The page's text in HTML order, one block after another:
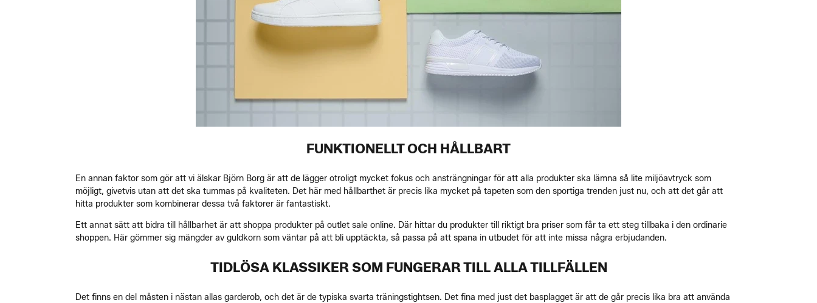
FUNKTIONELLT OCH HÅLLBART
En annan faktor som gör att vi älskar Björn Borg är att de lägger otroligt mycket fokus och ansträngningar för att alla produkter ska lämna så lite miljöavtryck som
möjligt, givetvis utan att det ska tummas på kvaliteten. Det här med hållbarthet är precis lika mycket på tapeten som den sportiga trenden just nu, och att det går att
hitta produkter som kombinerar dessa två faktorer är fantastiskt.
Ett annat sätt att bidra till hållbarhet är att shoppa produkter på outlet sale online. Där hittar du produkter till riktigt bra priser som får ta ett steg tillbaka i den ordinarie
shoppen. Här gömmer sig mängder av guldkorn som väntar på att bli upptäckta, så passa på att spana in utbudet för att inte missa några erbjudanden.
TIDLÖSA KLASSIKER SOM FUNGERAR TILL ALLA TILLFÄLLEN
Det finns en del måsten i nästan allas garderob, och det är de typiska svarta träningstightsen. Det fina med just det basplagget är att de går precis lika bra att använda